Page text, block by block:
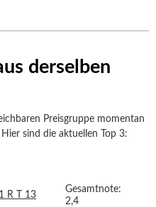
derselben
Preisgruppe momentan
sind die aktuellen Top 3:
R T 13
Gesamtnote:
2,4